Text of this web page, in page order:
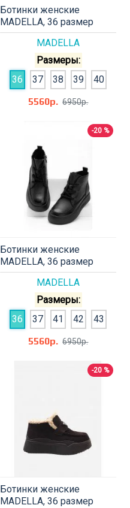
MADELLA
Ботинки женские
MADELLA, 36 размер
Размеры:
36
37 38 39
40
5560р. 6950р.
-20 %
MADELLA
Ботинки женские
MADELLA, 36 размер
Размеры:
36
37 41 42
43
5560р. 6950р.
-20 %
Ботинки женские
MADELLA, 36 размер